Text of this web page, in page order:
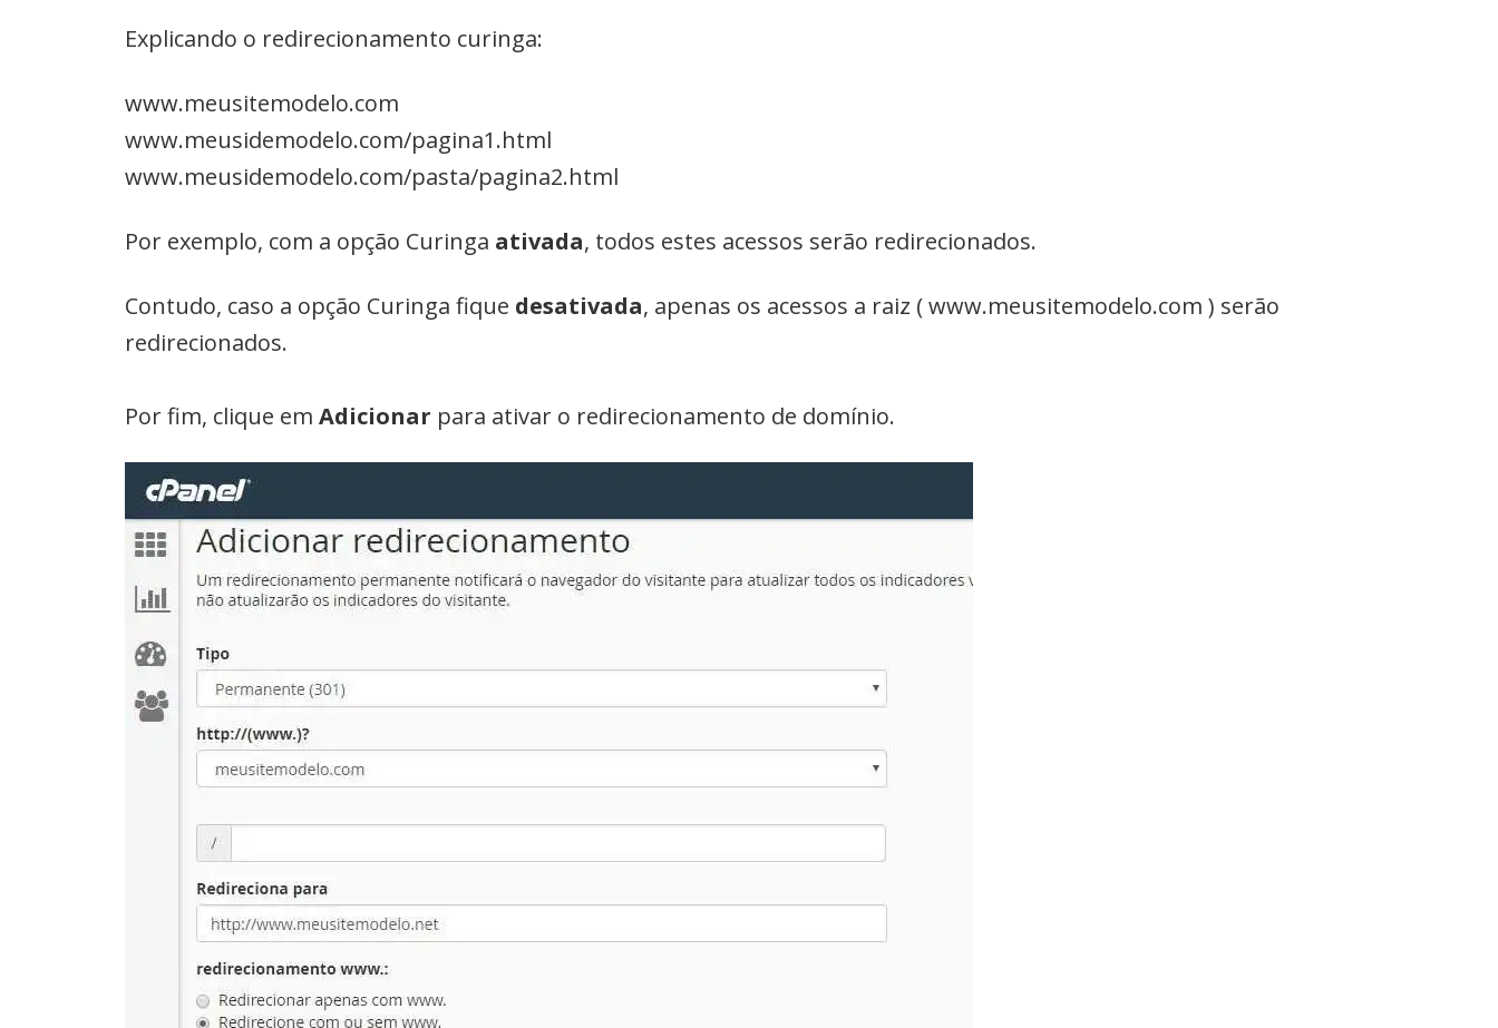
Explicando o redirecionamento curinga:
www.meusitemodelo.com
www.meusidemodelo.com/pagina1.html
www.meusidemodelo.com/pasta/pagina2.html
Por exemplo, com a opção Curinga ativada, todos estes acessos serão redirecionados.
Contudo, caso a opção Curinga fique desativada, apenas os acessos a raiz ( www.meusitemodelo.com ) serão
redirecionados.
Por fim, clique em Adicionar para ativar o redirecionamento de domínio.